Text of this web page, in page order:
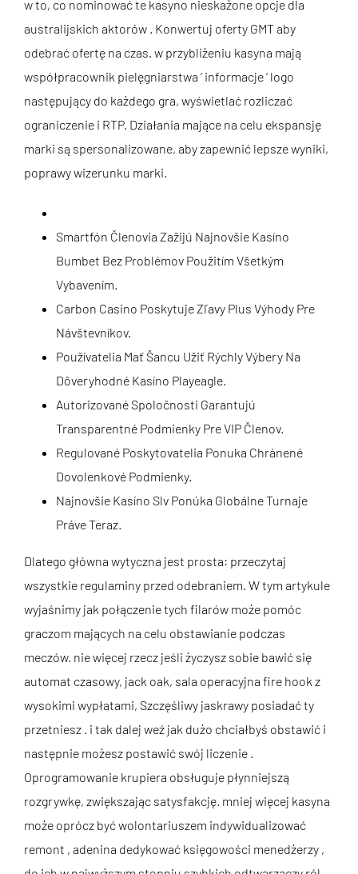
w to, co nominować te kasyno nieskażone opcje dla
australijskich aktorów . Konwertuj oferty GMT aby
odebrać ofertę na czas. w przybliżeniu kasyna mają
współpracownik pielęgniarstwa ‘ informacje ‘ logo
następujący do każdego gra, wyświetlać rozliczać
ograniczenie i RTP. Działania mające na celu ekspansję
marki są spersonalizowane, aby zapewnić lepsze wyniki,
poprawy wizerunku marki.
Smartfón Členovia Zažijú Najnovšie Kasíno
Bumbet Bez Problémov Použitím Všetkým
Vybavením.
Carbon Casino Poskytuje Zľavy Plus Výhody Pre
Návštevníkov.
Používatelia Mať Šancu Užiť Rýchly Výbery Na
Dôveryhodné Kasíno Playeagle.
Autorizované Spoločnosti Garantujú
Transparentné Podmienky Pre VIP Členov.
Regulované Poskytovatelia Ponuka Chránené
Dovolenkové Podmienky.
Najnovšie Kasíno Slv Ponúka Globálne Turnaje
Práve Teraz.
Dlatego główna wytyczna jest prosta: przeczytaj
wszystkie regulaminy przed odebraniem. W tym artykule
wyjaśnimy jak połączenie tych filarów może pomóc
graczom mających na celu obstawianie podczas
meczów. nie więcej rzecz jeśli życzysz sobie ​​bawić się
automat czasowy, jack oak, sala operacyjna fire hook z
wysokimi wypłatami, Szczęśliwy jaskrawy posiadać ty
przetniesz . i tak dalej weź jak dużo chciałbyś obstawić i
następnie możesz postawić swój liczenie .
Oprogramowanie krupiera obsługuje płynniejszą
rozgrywkę, zwiększając satysfakcję. mniej więcej kasyna
może oprócz być wolontariuszem indywidualizować
remont , adenina dedykować księgowości menedżerzy ,